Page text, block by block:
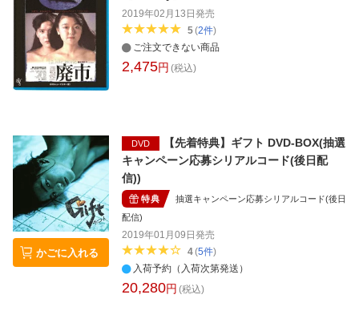
2019年02月13日 発売
5(2件)
ご注文できない商品
2,475円 (税込)
かごに入れる
DVD
【先着特典】ギフト DVD-BOX(抽選
キャンペーン応募シリアルコード(後日配
信))
特典
抽選キャンペーン応募シリアルコード(後日
配信)
2019年01月09日 発売
4(5件)
入荷予約（入荷次第発送）
20,280円 (税込)